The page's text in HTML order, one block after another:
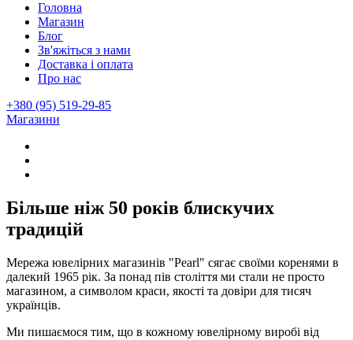
Головна
Магазин
Блог
Зв'яжіться з нами
Доставка і оплата
Про нас
+380 (95) 519-29-85
Магазини
Більше ніж 50 років блискучих
традицій
Мережа ювелірних магазинів "Pearl" сягає своїми коренями в
далекий 1965 рік. За понад пів століття ми стали не просто
магазином, а символом краси, якості та довіри для тисяч
українців.
Ми пишаємося тим, що в кожному ювелірному виробі від